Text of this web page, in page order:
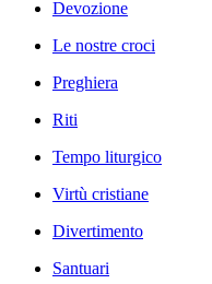
Devozione
Le nostre croci
Preghiera
Riti
Tempo liturgico
Virtù cristiane
Divertimento
Santuari